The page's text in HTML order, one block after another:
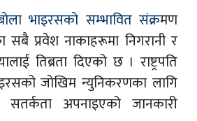
भाइरसको सम्भावित संक्रमण
प्रवेश नाकाहरूमा निगरानी र
तिब्रता दिएको छ । राष्ट्रपति
जोखिम न्युनिकरणका लागि
सतर्कता अपनाइएको जानकारी